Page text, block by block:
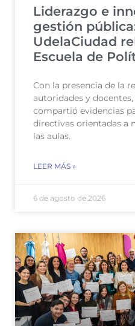
Liderazgo e
gestión
UdelaCiudad
Escuela de
Con la presencia de la
autoridades y
compartió evidencias
directivas orientadas a
las aulas.
LEER MÁS »
6 de agosto de 2026